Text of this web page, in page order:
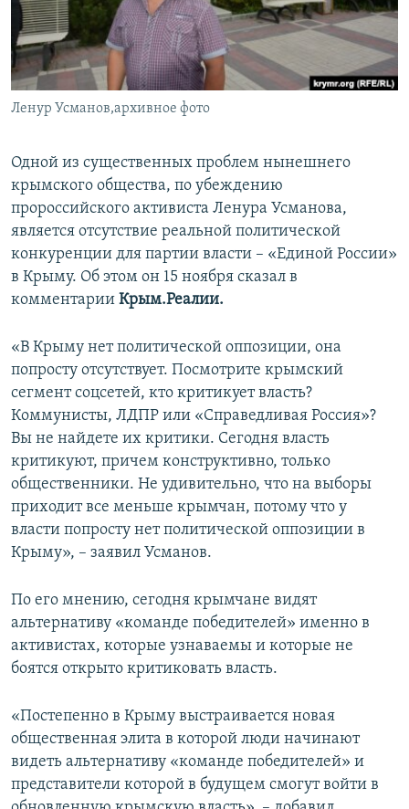
ПОБЕДИТЕЛЕЙ НЕ СУДЯТ?
КРЫМ.НЕПОКОРЕННЫЙ
ELIFBE
УКРАИНСКАЯ ПРОБЛЕМА КРЫМА
ПРИСОЕДИНЯЙТЕСЬ!
Ленур Усманов,архивное фото
Одной из существенных проблем нынешнего
крымского общества, по убеждению
пророссийского активиста Ленура Усманова,
является отсутствие реальной политической
конкуренции для партии власти – «Единой России»
в Крыму. Об этом он 15 ноября сказал в
комментарии Крым.Реалии.
«В Крыму нет политической оппозиции, она
попросту отсутствует. Посмотрите крымский
сегмент соцсетей, кто критикует власть?
Коммунисты, ЛДПР или «Справедливая Россия»?
Вы не найдете их критики. Сегодня власть
критикуют, причем конструктивно, только
общественники. Не удивительно, что на выборы
приходит все меньше крымчан, потому что у
власти попросту нет политической оппозиции в
Крыму», – заявил Усманов.
По его мнению, сегодня крымчане видят
альтернативу «команде победителей» именно в
активистах, которые узнаваемы и которые не
боятся открыто критиковать власть.
«Постепенно в Крыму выстраивается новая
общественная элита в которой люди начинают
видеть альтернативу «команде победителей» и
представители которой в будущем смогут войти в